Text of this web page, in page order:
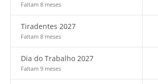
Faltam 8 meses
Tiradentes 2027
Faltam 8 meses
Dia do Trabalho 2027
Faltam 9 meses